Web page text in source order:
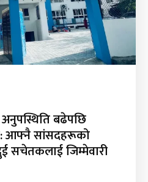
बढेपछि
आफ्नै सांसदहरूको
सचेतकलाई जिम्मेवारी